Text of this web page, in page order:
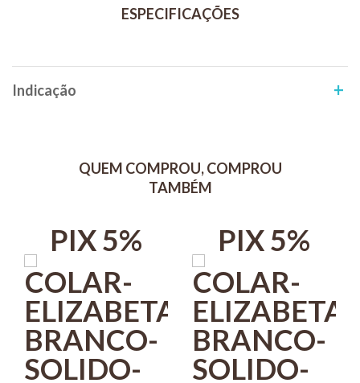
É feito em material resistente e ainda conta com reguladores para
Indicação
QUEM COMPROU, COMPROU
TAMBÉM
PIX 5% PIX 5%